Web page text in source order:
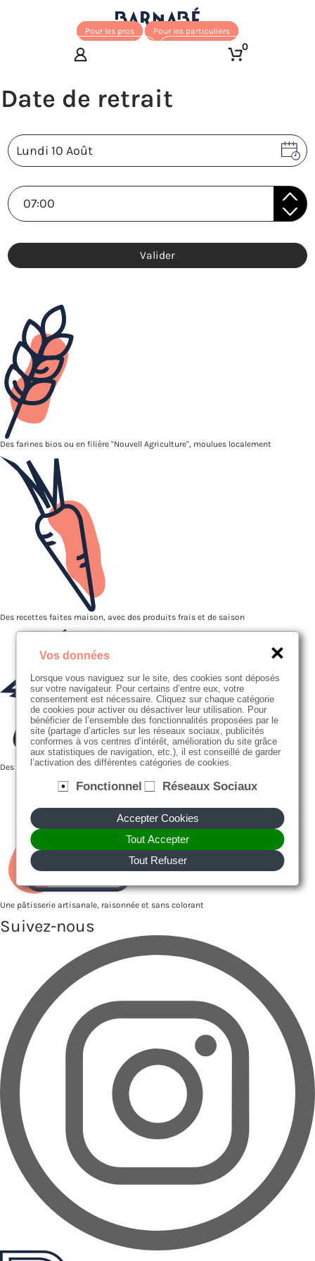
Pour les pros Pour les particuliers
0
Valider
Des farines bios ou en filière "Nouvell Agriculture", moulues localement
Des recettes faites maison, avec des produits frais et de saison
Des producteurs proches de nous
Une pâtisserie artisanale, raisonnée et sans colorant
Suivez-nous
Vos données
Lorsque vous naviguez sur le site, des cookies sont déposés
sur votre navigateur. Pour certains d’entre eux, votre
consentement est nécessaire. Cliquez sur chaque catégorie
de cookies pour activer ou désactiver leur utilisation. Pour
bénéficier de l’ensemble des fonctionnalités proposées par le
site (partage d’articles sur les réseaux sociaux, publicités
conformes à vos centres d’intérêt, amélioration du site grâce
aux statistiques de navigation, etc.), il est conseillé de garder
l’activation des différentes catégories de cookies.
Fonctionnel Réseaux Sociaux
Accepter Cookies
Tout Accepter
Tout Refuser